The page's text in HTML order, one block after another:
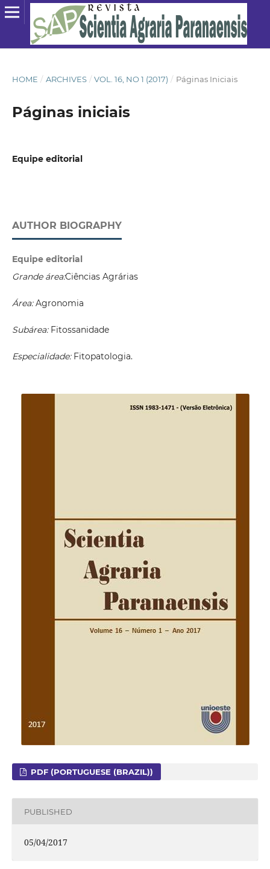
HOME / ARCHIVES / VOL. 16, NO 1 (2017) / Páginas Iniciais
Páginas iniciais
Equipe editorial
AUTHOR BIOGRAPHY
Equipe editorial
Grande área:Ciências Agrárias
Área:Agronomia
Subárea: Fitossanidade
Especialidade: Fitopatologia.
PDF (PORTUGUESE (BRAZIL))
PUBLISHED
05/04/2017